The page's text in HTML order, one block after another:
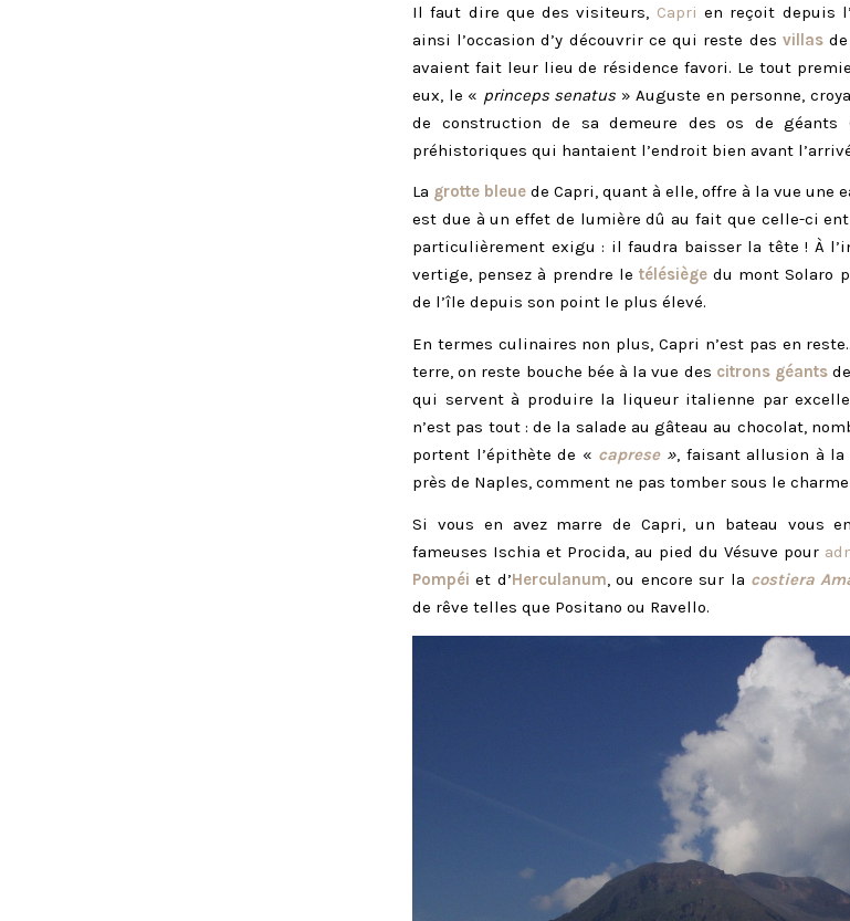
Il faut dire que des visiteurs, Capri en reçoit depuis
ainsi l’occasion d’y découvrir ce qui reste des villasde
avaient fait leur lieu de résidence favori. Le tout
eux, le « princeps senatus » Auguste en personne,
de construction de sa demeure des os de géants
préhistoriques qui hantaient l’endroit bien avant
La grotte bleue de Capri, quant à elle, offre à la vue une
est due à un effet de lumière dû au fait que celle-ci
particulièrement exigu : il faudra baisser la tête ! À
vertige, pensez à prendre le télésiègedu mont Solaro
de l’île depuis son point le plus élevé.
En termes culinaires non plus, Capri n’est pas en
terre, on reste bouche bée à la vue des citrons géants de
qui servent à produire la liqueur italienne par
n’est pas tout : de la salade au gâteau au chocolat,
portent l’épithète de « caprese», faisant allusion à
près de Naples, comment ne pas tomber sous le charme
Si vous en avez marre de Capri, un bateau vous
fameuses Ischia et Procida, au pied du Vésuve pour
Pompéi et d’Herculanum, ou encore sur la costiera
de rêve telles que Positano ou Ravello.